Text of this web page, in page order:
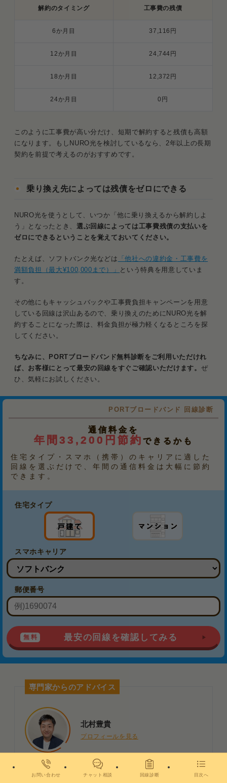
解約のタイミング 工事費の残債
6か月目 37,116円
12か月目 24,744円
18か月目 12,372円
24か月目 0円
このように工事費が高い分だけ、短期で解約すると残債も高額
になります。もしNURO光を検討しているなら、2年以上の長期
契約を前提で考えるのがおすすめです。
乗り換え先によっては残債をゼロにできる
NURO光を使うとして、いつか「他に乗り換えるから解約しよ
う」となったとき、 選ぶ回線によっては工事費残債の支払いを
ゼロにできるということを覚えておいてください。
たとえば、ソフトバンク光などは 「他社への違約金・工事費を
満額負担（最大¥100,000まで）」 という特典を用意していま
す。
その他にもキャッシュバックや工事費負担キャンペーンを用意
している回線は沢山あるので、乗り換えのためにNURO光を解
約することになった際は、料金負担が極力軽くなるところを探
してください。
ちなみに、PORTブロードバンド無料診断をご利用いただけれ
ば、お客様にとって最安の回線をすぐご確認いただけます。 ぜ
ひ、気軽にお試しください。
PORTブロードバンド 回線診断
通信料金を
年間33,200円節約 できるかも
住宅タイプ・スマホ（携帯）のキャリアに適した
回線を選ぶだけで、年間の通信料金は大幅に節約
できます。
住宅タイプ
スマホキャリア
郵便番号
最安の回線を確認してみる
専門家からのアドバイス
北村豊貴
プロフィールを見る
お問い合わせ チャット相談 回線診断 目次へ